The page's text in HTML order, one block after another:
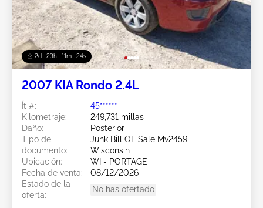
2d : 23h : 11m : 21s
2007 KIA Rondo 2.4L
Ít #:
45******
Kilometraje:
249,731 millas
Daño:
Posterior
Tipo de
documento:
Junk Bill OF Sale Mv2459
Wisconsin
Ubicación:
WI - PORTAGE
Fecha de venta:
08/12/2026
Estado de la
oferta:
No has ofertado